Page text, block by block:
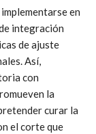
en
integración
de ajuste
Así,
con
la
curar la
el corte que